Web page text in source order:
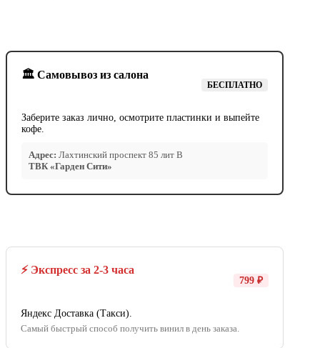
🏛️ Самовывоз из салона
БЕСПЛАТНО
Заберите заказ лично, осмотрите пластинки и выпейте
кофе.
Адрес: Лахтинский проспект 85 лит В
ТВК «Гарден Сити»
⚡ Экспресс за 2-3 часа
799 ₽
Яндекс Доставка (Такси).
Самый быстрый способ получить винил в день заказа.